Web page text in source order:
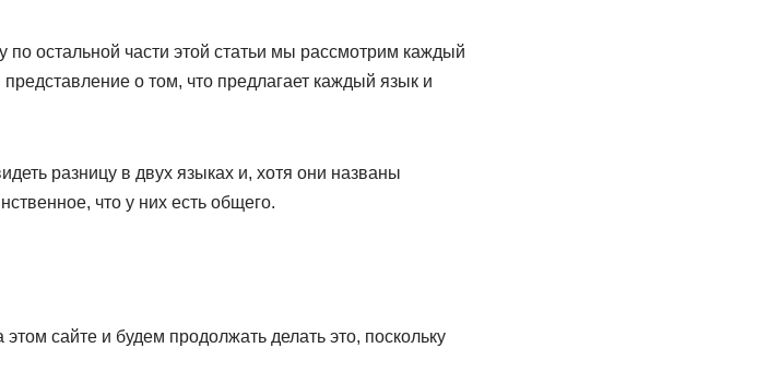
остальной части этой статьи мы рассмотрим каждый
о том, что предлагает каждый язык и
разницу в двух языках и, хотя они названы
что у них есть общего.
сайте и будем продолжать делать это, поскольку